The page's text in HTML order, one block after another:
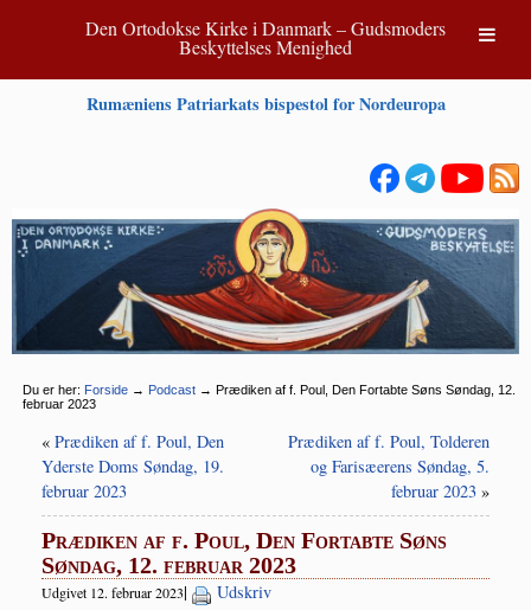
Den Ortodokse Kirke i Danmark – Gudsmoders
Beskyttelses Menighed
Rumæniens Patriarkats bispestol for Nordeuropa
Du er her: Forside → Podcast → Prædiken af f. Poul, Den Fortabte Søns Søndag, 12.
februar 2023
« Prædiken af f. Poul, Den
Yderste Doms Søndag, 19.
februar 2023
Prædiken af f. Poul, Tolderen
og Farisæerens Søndag, 5.
februar 2023 »
Prædiken af f. Poul, Den Fortabte Søns
Søndag, 12. februar 2023
Udgivet 12. februar 2023| Udskriv